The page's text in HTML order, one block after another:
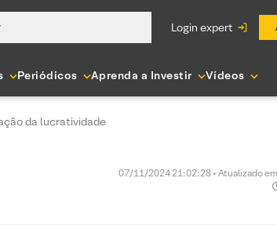
login expert
Periódicos Aprenda a Investir Vídeos
da lucratividade
07/11/2024 21:02:28 • Atualizado